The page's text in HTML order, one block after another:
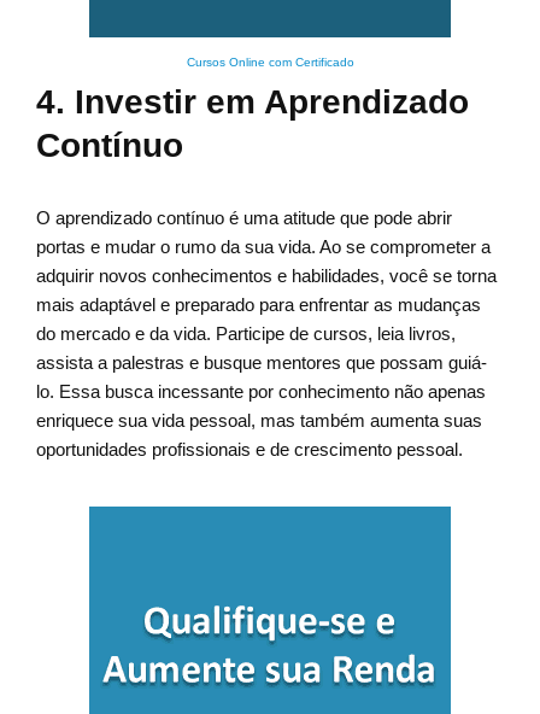
Cursos Online com Certificado
4. Investir em Aprendizado
Contínuo
O aprendizado contínuo é uma atitude que pode abrir
portas e mudar o rumo da sua vida. Ao se comprometer a
adquirir novos conhecimentos e habilidades, você se torna
mais adaptável e preparado para enfrentar as mudanças
do mercado e da vida. Participe de cursos, leia livros,
assista a palestras e busque mentores que possam guiá-
lo. Essa busca incessante por conhecimento não apenas
enriquece sua vida pessoal, mas também aumenta suas
oportunidades profissionais e de crescimento pessoal.